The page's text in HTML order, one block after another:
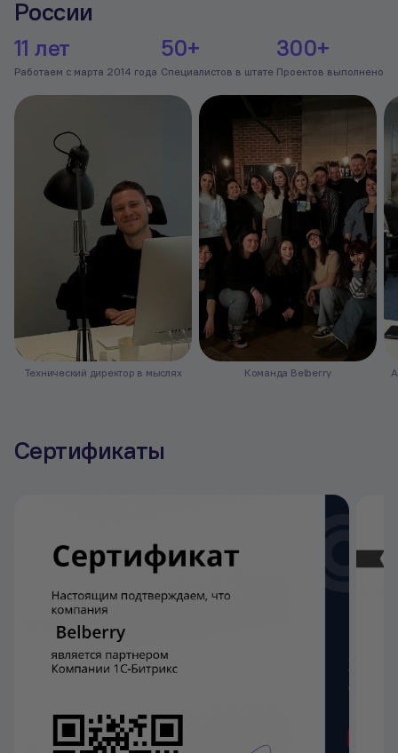
России
11 лет
Работаем с марта 2014 года
50+
Специалистов в штате
300+
Проектов выполнено
Технический директор в мыслях Команда Belberry
Сертификаты